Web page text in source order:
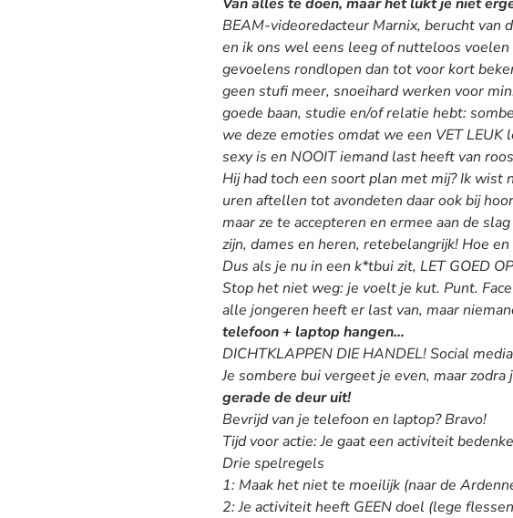
BEAM-videoredacteur Marnix, berucht van
en ik ons wel eens leeg of nutteloos
gevoelens rondlopen dan tot voor kort
geen stufi meer, snoeihard werken voor
goede baan, studie en/of relatie hebt:
we deze emoties omdat we een VET
sexy is en NOOIT iemand last heeft van
Hij had toch een soort plan met mij? Ik wist
uren aftellen tot avondeten daar ook bij
maar ze te accepteren en ermee aan de
zijn, dames en heren, retebelangrijk! Hoe
Dus als je nu in een k*tbui zit, LET GOED
Stop het niet weg: je voelt je kut. Punt.
alle jongeren heeft er last van, maar
telefoon + laptop hangen…
DICHTKLAPPEN DIE HANDEL! Social
Je sombere bui vergeet je even, maar
gerade de deur uit!
Bevrijd van je telefoon en laptop? Bravo!
Tijd voor actie: Je gaat een activiteit
Drie spelregels
1: Maak het niet te moeilijk (naar de
2: Je activiteit heeft GEEN doel (lege